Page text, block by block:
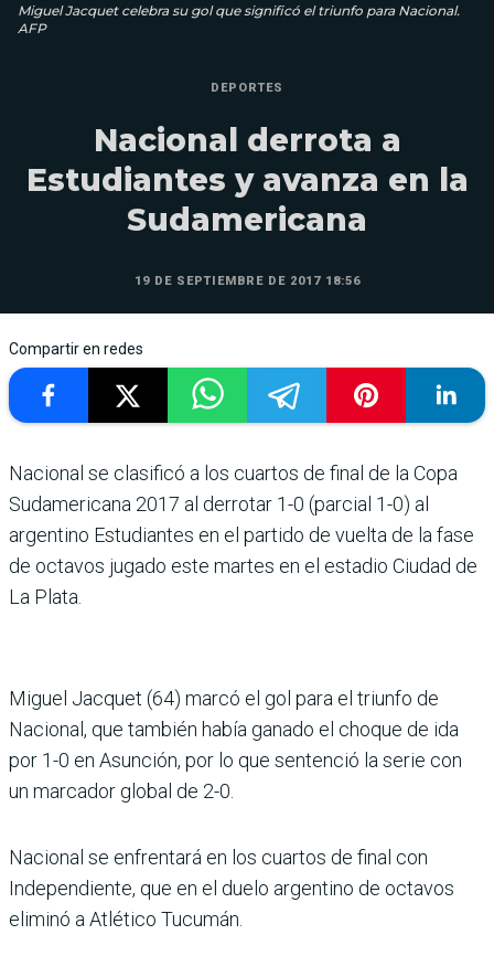
Miguel Jacquet celebra su gol que significó el triunfo para Nacional.
AFP
DEPORTES
Nacional derrota a
Estudiantes y avanza en la
Sudamericana
19 DE SEPTIEMBRE DE 2017 18:56
Compartir en redes
Nacional se clasificó a los cuartos de final de la Copa
Sudamericana 2017 al derrotar 1-0 (parcial 1-0) al
argentino Estudiantes en el partido de vuelta de la fase
de octavos jugado este martes en el estadio Ciudad de
La Plata.
Miguel Jacquet (64) marcó el gol para el triunfo de
Nacional, que también había ganado el choque de ida
por 1-0 en Asunción, por lo que sentenció la serie con
un marcador global de 2-0.
Nacional se enfrentará en los cuartos de final con
Independiente, que en el duelo argentino de octavos
eliminó a Atlético Tucumán.